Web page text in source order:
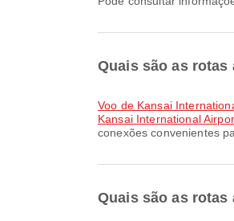
Quais são as
voo de Kansai
Kansai International
conexões convenientes
Quais são as rotas